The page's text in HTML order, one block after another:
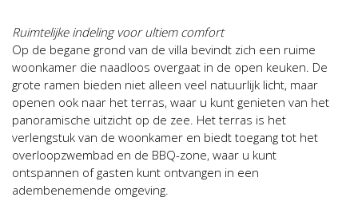
Ruimtelijke indeling voor ultiem comfort
Op de begane grond van de villa bevindt zich een ruime
woonkamer die naadloos overgaat in de open keuken. De
grote ramen bieden niet alleen veel natuurlijk licht, maar
openen ook naar het terras, waar u kunt genieten van het
panoramische uitzicht op de zee. Het terras is het
verlengstuk van de woonkamer en biedt toegang tot het
overloopzwembad en de BBQ-zone, waar u kunt
ontspannen of gasten kunt ontvangen in een
adembenemende omgeving.